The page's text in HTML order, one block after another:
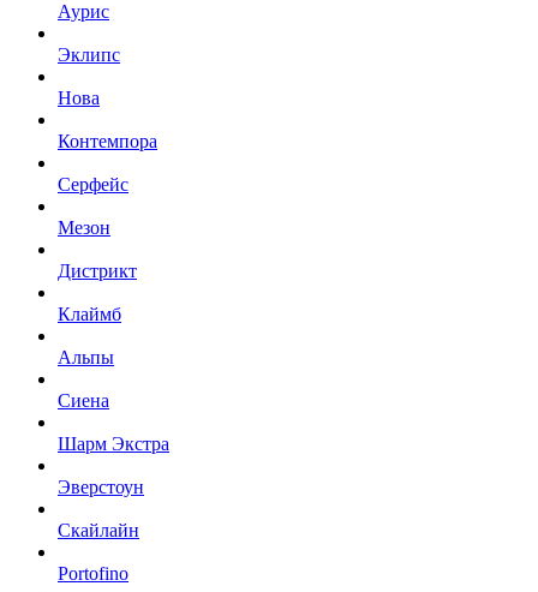
Аурис
Эклипс
Нова
Контемпора
Серфейс
Мезон
Дистрикт
Клаймб
Альпы
Сиена
Шарм Экстра
Эверстоун
Скайлайн
Portofino